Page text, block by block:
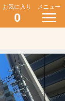
お気に入り
0
メニュー